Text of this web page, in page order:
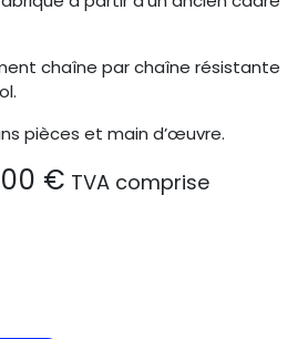
chaîne par chaîne résistante
pièces et main d’œuvre.
€ TVA comprise